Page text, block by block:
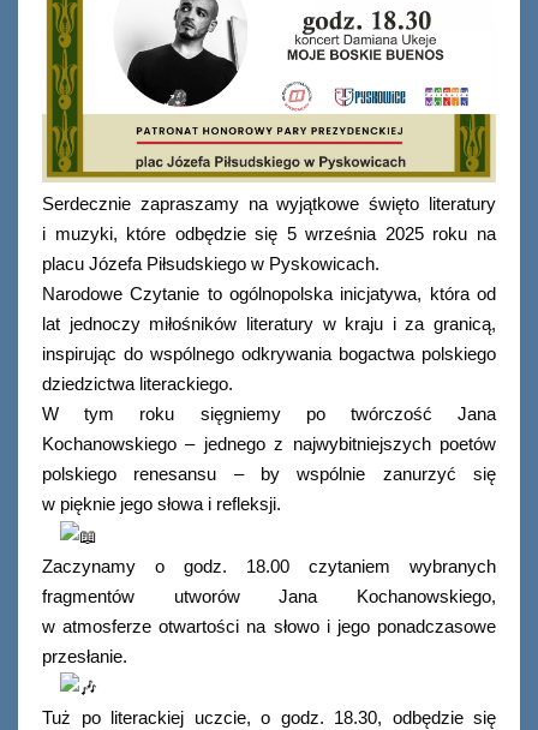
Serdecznie zapraszamy na wyjątkowe święto literatury
i muzyki, które odbędzie się 5 września 2025 roku na
placu Józefa Piłsudskiego w Pyskowicach.
Narodowe Czytanie to ogólnopolska inicjatywa, która od
lat jednoczy miłośników literatury w kraju i za granicą,
inspirując do wspólnego odkrywania bogactwa polskiego
dziedzictwa literackiego.
W tym roku sięgniemy po twórczość Jana
Kochanowskiego – jednego z najwybitniejszych poetów
polskiego renesansu – by wspólnie zanurzyć się
w pięknie jego słowa i refleksji.
Zaczynamy o godz. 18.00 czytaniem wybranych
fragmentów utworów Jana Kochanowskiego,
w atmosferze otwartości na słowo i jego ponadczasowe
przesłanie.
Tuż po literackiej uczcie, o godz. 18.30, odbędzie się